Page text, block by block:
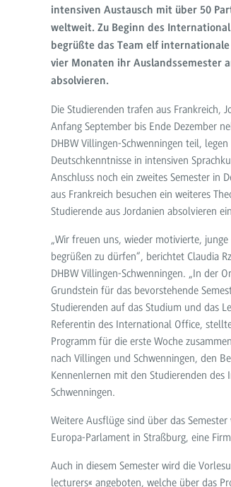
intensiven Austausch mit über 50
weltweit. Zu Beginn des
begrüßte das Team elf
vier Monaten ihr Auslandssemester
absolvieren.
Die Studierenden trafen aus Frankreich,
Anfang September bis Ende Dezember
DHBW Villingen-Schwenningen teil,
Deutschkenntnisse in intensiven
Anschluss noch ein zweites Semester in
aus Frankreich besuchen ein weiteres
Studierende aus Jordanien absolvieren
„Wir freuen uns, wieder motivierte,
begrüßen zu dürfen“, berichtet Claudia
DHBW Villingen-Schwenningen. „In der
Grundstein für das bevorstehende
Studierenden auf das Studium und das
Referentin des International Office,
Programm für die erste Woche
nach Villingen und Schwenningen, den
Kennenlernen mit den Studierenden
Schwenningen.
Weitere Ausflüge sind über das
Europa-Parlament in Straßburg, eine
Auch in diesem Semester wird die
lecturers« angeboten, welche über das